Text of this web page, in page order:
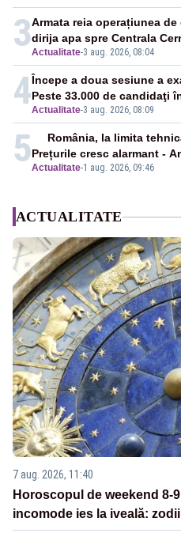
3Actualitate-3 aug. 2026, 08:04
Armata reia operațiunea
dirija apa spre Centrala
4Actualitate-3 aug. 2026, 08:09
Începe a doua sesiune a
Peste 33.000 de candidaţi
5Actualitate-1 aug. 2026, 09:46
România, la limita
Prețurile cresc alarmant -
ACTUALITATE
7 aug. 2026, 11:40
Horoscopul de weekend 8-
incomode ies la iveală: